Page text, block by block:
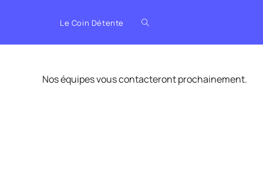
Le Coin Détente
Nos équipes vous contacteront prochainement.